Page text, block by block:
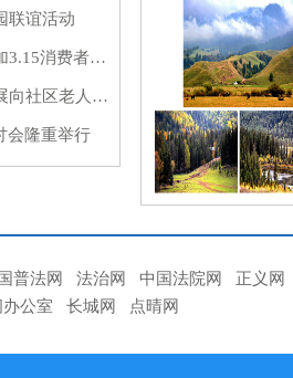
联谊活动
河北冀和律师事务所参加3.15消费者权益保护日普法宣传活动
河北仁浩律师事务所开展向社区老人送温暖活动
会隆重举行
普法网 法治网 中国法院网
正义网
公室
长城网 点晴网